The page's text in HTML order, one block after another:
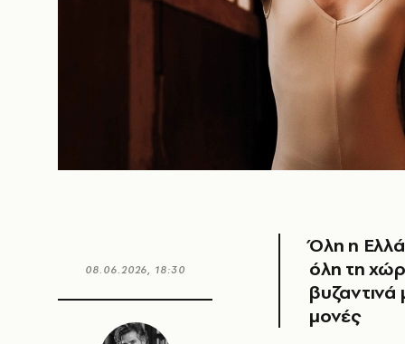
08.06.2026, 18:30
Όλη η
όλη τη
βυζαντινά
μονές